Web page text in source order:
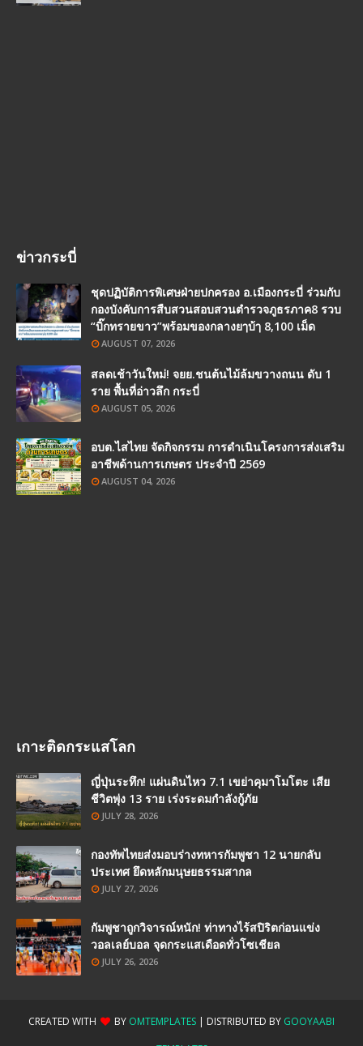
ข่าวกระบี่
ชุดปฏิบัติการพิเศษฝ่ายปกครอง อ.เมืองกระบี่ ร่วมกับ
กองบังคับการสืบสวนสอบสวนตำรวจภูธรภาค8 รวบ
“บิ๊กทรายขาว”พร้อมของกลางยๅบ้ๅ 8,100 เม็ด
AUGUST 07, 2026
สลดเช้าวันใหม่! จยย.ชนต้นไม้ล้มขวางถนน ดับ 1
ราย พื้นที่อ่าวลึก กระบี่
AUGUST 05, 2026
อบต.ไสไทย จัดกิจกรรม การดำเนินโครงการส่งเสริม
อาชีพด้านการเกษตร ประจำปี 2569
AUGUST 04, 2026
เกาะติดกระแสโลก
ญี่ปุ่นระทึก! แผ่นดินไหว 7.1 เขย่าคุมาโมโตะ เสีย
ชีวิตพุ่ง 13 ราย เร่งระดมกำลังกู้ภัย
JULY 28, 2026
กองทัพไทยส่งมอบร่างทหารกัมพูชา 12 นายกลับ
ประเทศ ยึดหลักมนุษยธรรมสากล
JULY 27, 2026
กัมพูชาถูกวิจารณ์หนัก! ท่าทางไร้สปิริตก่อนแข่ง
วอลเลย์บอล จุดกระแสเดือดทั่วโซเชียล
JULY 26, 2026
CREATED WITH BY OMTEMPLATES | DISTRIBUTED BY GOOYAABI